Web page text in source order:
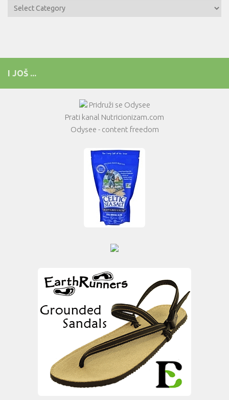
Kategorije
I JOŠ ...
Pridruži se Odysee
Prati kanal Nutricionizam.com
Odysee - content freedom